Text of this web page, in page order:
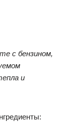
с бензином,
и